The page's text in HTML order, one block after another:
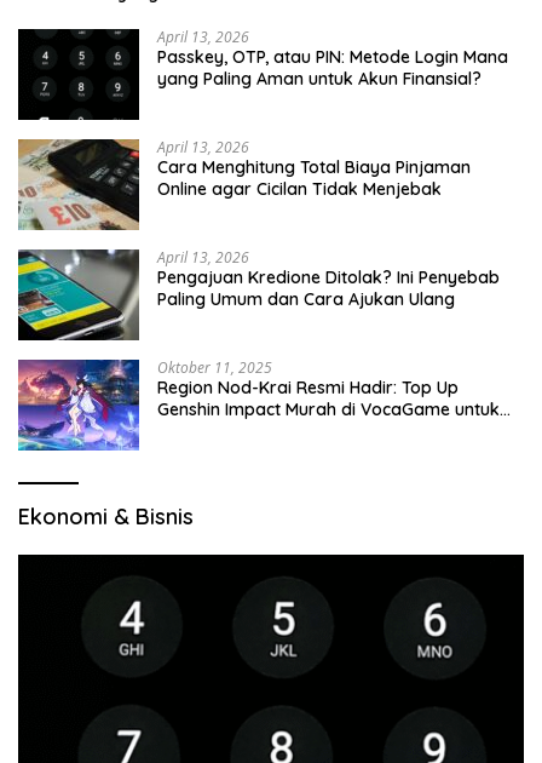
April 13, 2026
Passkey, OTP, atau PIN: Metode Login Mana
yang Paling Aman untuk Akun Finansial?
April 13, 2026
Cara Menghitung Total Biaya Pinjaman
Online agar Cicilan Tidak Menjebak
April 13, 2026
Pengajuan Kredione Ditolak? Ini Penyebab
Paling Umum dan Cara Ajukan Ulang
Oktober 11, 2025
Region Nod-Krai Resmi Hadir: Top Up
Genshin Impact Murah di VocaGame untuk
Ekonomi & Bisnis